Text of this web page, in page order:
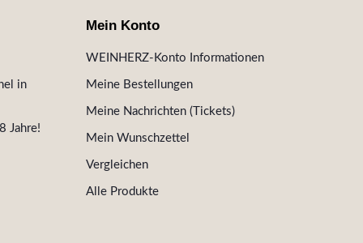
in
Jahre!
Mein Konto
WEINHERZ-Konto Informationen
Meine Bestellungen
Meine Nachrichten (Tickets)
Mein Wunschzettel
Vergleichen
Alle Produkte